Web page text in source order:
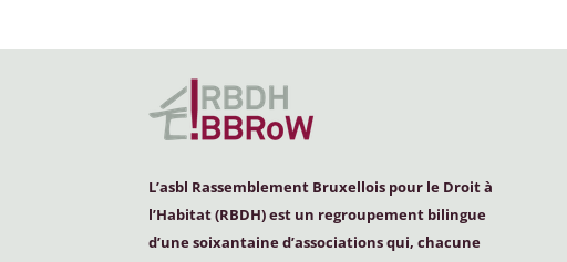
L’asbl Rassemblement Bruxellois pour le Droit à
l’Habitat (RBDH) est un regroupement bilingue
d’une soixantaine d’associations qui, chacune